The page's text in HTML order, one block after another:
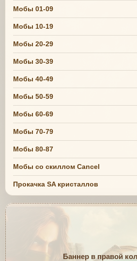
Мобы 01-09
Мобы 10-19
Мобы 20-29
Мобы 30-39
Мобы 40-49
Мобы 50-59
Мобы 60-69
Мобы 70-79
Мобы 80-87
Мобы со скиллом Cancel
Прокачка SA кристаллов
Баннер в правой